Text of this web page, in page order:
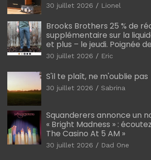
30 juillet 2026 Lionel
Brooks Brothers 25 % de
supplémentaire sur la
et plus – le jeudi. Poignée
30 juillet 2026 Eric
S'il te plaît, ne m'oublie pas
30 juillet 2026 Sabrina
Squanderers annonce un
« Bright Madness » :
The Casino At 5 AM »
30 juillet 2026 Dad One